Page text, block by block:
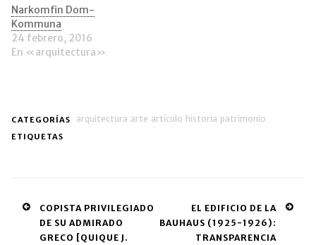
Narkomfin Dom-
Kommuna
24 febrero, 2016
En «arquitectura»
CATEGORÍAS arquitectura arte artículo historia patrimonio
ETIQUETAS
Post
navigation
COPISTA PRIVILEGIADO
DE SU ADMIRADO
GRECO [QUIQUE J.
EL EDIFICIO DE LA
BAUHAUS (1925-1926):
TRANSPARENCIA